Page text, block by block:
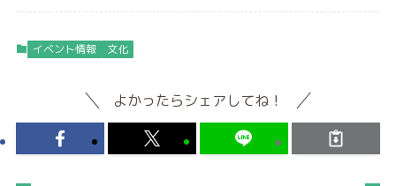
イベント情報 文化
よかったらシェアしてね！